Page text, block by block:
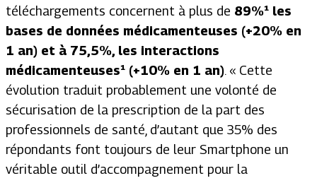
téléchargements concernent à plus de 89%¹ les
bases de données médicamenteuses (+20% en
1 an) et à 75,5%, les interactions
médicamenteuses¹ (+10% en 1 an). « Cette
évolution traduit probablement une volonté de
sécurisation de la prescription de la part des
professionnels de santé, d’autant que 35% des
répondants font toujours de leur Smartphone un
véritable outil d’accompagnement pour la